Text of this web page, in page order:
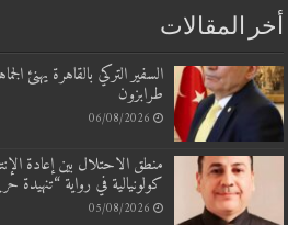
المقالات
السفير التركي بالقاهرة يهنئ
طرابزون
06/08/2026
منطق الاحتلال بين إعادة الإنتاج
كولونيالية في رواية “تنهيدة حرية”
05/08/2026